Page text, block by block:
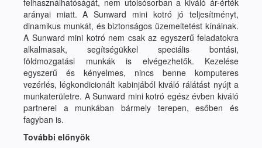
felhasználhatóságát, nem utolsósorban a kiváló ár-érték
arányai miatt. A Sunward mini kotró jó teljesítményt,
dinamikus munkát, és biztonságos üzemeltetést kínálnak.
A Sunward mini kotró nem csak az egyszerű feladatokra
alkalmasak, segítségükkel speciális bontási,
földmozgatási munkák is elvégezhetők. Kezelése
egyszerű és kényelmes, nincs benne komputeres
vezérlés, légkondicionált kabinjából kiváló rálátást nyújt a
munkaterületre. A Sunward mini kotró egész évben kiváló
partnerei a munkában bármely terepen, esőben és
fagyban is.
További előnyök